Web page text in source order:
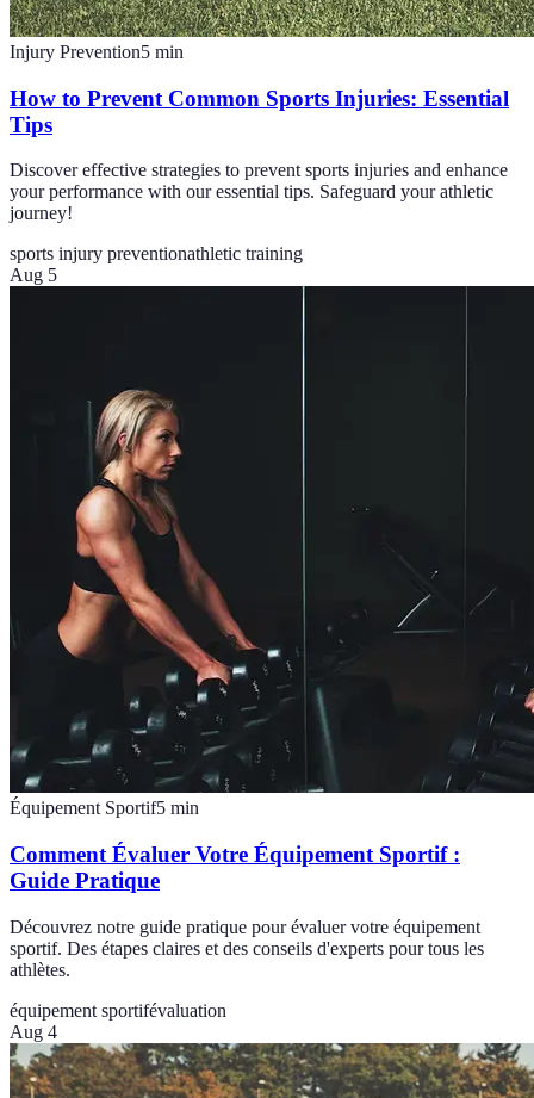
Injury Prevention5 min
How to Prevent Common Sports Injuries: Essential
Tips
Discover effective strategies to prevent sports injuries and enhance
your performance with our essential tips. Safeguard your athletic
journey!
sports injury preventionathletic training
Aug 5
Équipement Sportif5 min
Comment Évaluer Votre Équipement Sportif :
Guide Pratique
Découvrez notre guide pratique pour évaluer votre équipement
sportif. Des étapes claires et des conseils d'experts pour tous les
athlètes.
équipement sportifévaluation
Aug 4